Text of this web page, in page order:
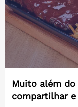
Muito além
compartilhar e